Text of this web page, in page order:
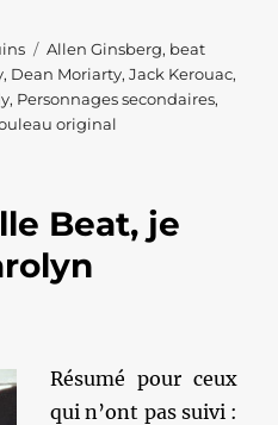
Étiquettes
Allen Ginsberg, beat
, Dean Moriarty,Jack Kerouac,
, Personnages secondaires,
original
Beat, je
Résumé pour ceux
qui n’ont pas suivi :